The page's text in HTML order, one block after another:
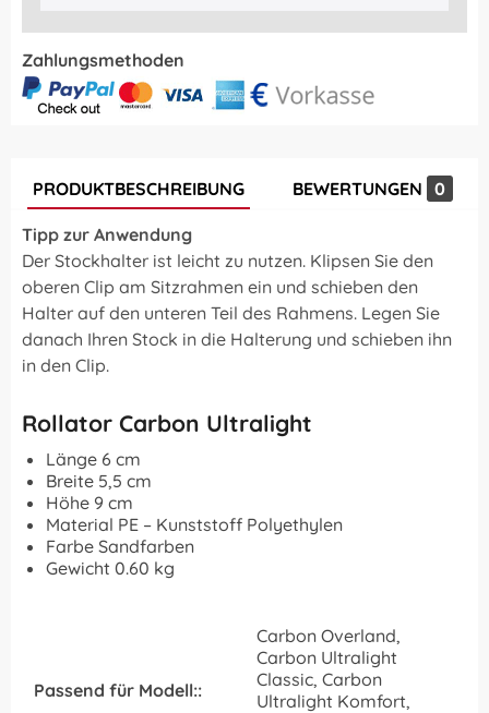
Zahlungsmethoden
PRODUKTBESCHREIBUNG BEWERTUNGEN 0
Tipp zur Anwendung
Der Stockhalter ist leicht zu nutzen. Klipsen Sie den
oberen Clip am Sitzrahmen ein und schieben den
Halter auf den unteren Teil des Rahmens. Legen Sie
danach Ihren Stock in die Halterung und schieben ihn
in den Clip.
Rollator Carbon Ultralight
Länge 6 cm
Breite 5,5 cm
Höhe 9 cm
Material PE – Kunststoff Polyethylen
Farbe Sandfarben
Gewicht 0.60 kg
Passend für Modell::
Carbon Overland,
Carbon Ultralight
Classic, Carbon
Ultralight Komfort,